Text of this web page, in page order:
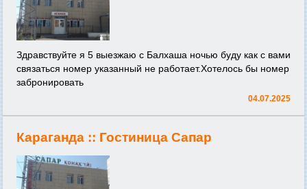
Здравствуйте я 5 выезжаю с Балхаша ночью буду как с вами
связаться номер указанный не работает.Хотелось бы номер
забронировать
04.07.2025
Караганда :: Гостиница Сапар